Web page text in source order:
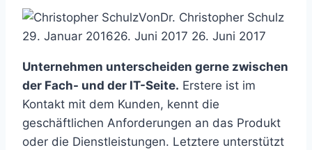
VonDr. Christopher Schulz
29. Januar 201626. Juni 2017 26. Juni 2017
Unternehmen unterscheiden gerne zwischen
der Fach- und der IT-Seite. Erstere ist im
Kontakt mit dem Kunden, kennt die
geschäftlichen Anforderungen an das Produkt
oder die Dienstleistungen. Letztere unterstützt